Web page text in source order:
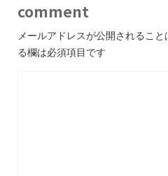
comment
メールアドレスが公開されること
る欄は必須項目です